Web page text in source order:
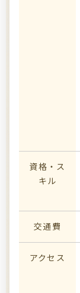
資格・ス
キル
交通費
アクセス